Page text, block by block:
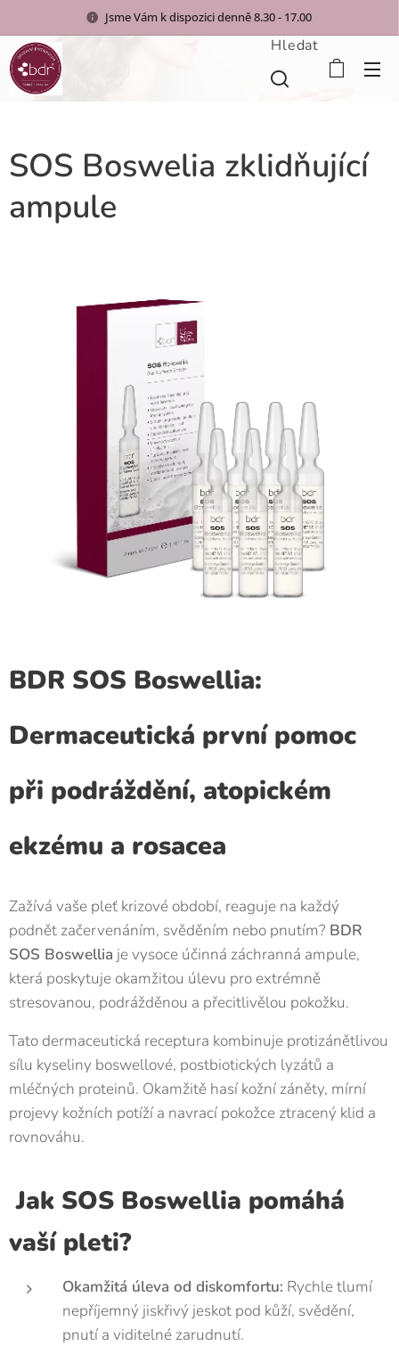
Jsme Vám k dispozici denně 8.30 - 17.00
Hledat
SOS Boswelia zklidňující
ampule
BDR SOS Boswellia:
Dermaceutická první pomoc
při podráždění, atopickém
ekzému a rosacea
Zažívá vaše pleť krizové období, reaguje na každý
podnět začervenáním, svěděním nebo pnutím? BDR
SOS Boswellia je vysoce účinná záchranná ampule,
která poskytuje okamžitou úlevu pro extrémně
stresovanou, podrážděnou a přecitlivělou pokožku.
Tato dermaceutická receptura kombinuje protizánětlivou
sílu kyseliny boswellové, postbiotických lyzátů a
mléčných proteinů. Okamžitě hasí kožní záněty, mírní
projevy kožních potíží a navrací pokožce ztracený klid a
rovnováhu.
Jak SOS Boswellia pomáhá
vaší pleti?
Okamžitá úleva od diskomfortu: Rychle tlumí
nepříjemný jiskřivý jeskot pod kůží, svědění,
pnutí a viditelné zarudnutí.